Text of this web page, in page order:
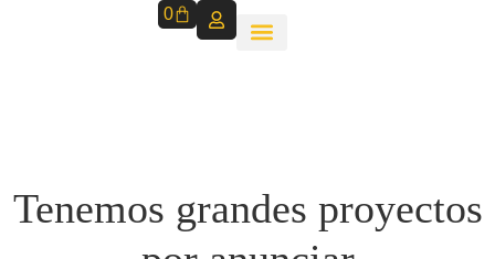
0
Tenemos grandes proyectos